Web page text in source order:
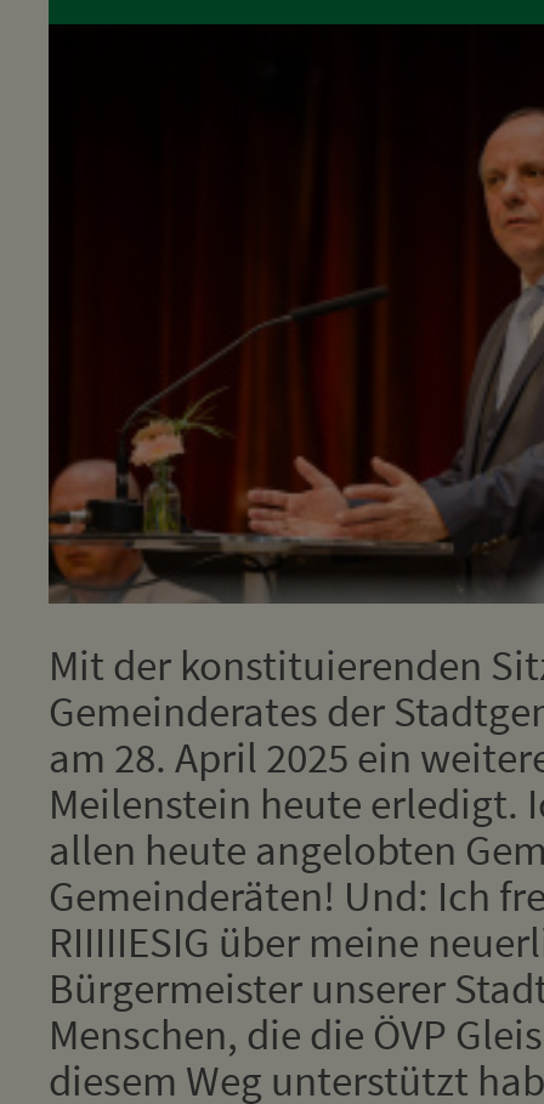
Mit der konstituierenden
Gemeinderates der
am 28. April 2025 ein
Meilenstein heute erledigt.
allen heute angelobten
Gemeinderäten! Und: Ich
RIIIIIESIG über meine
Bürgermeister unserer
Menschen, die die ÖVP
diesem Weg unterstützt